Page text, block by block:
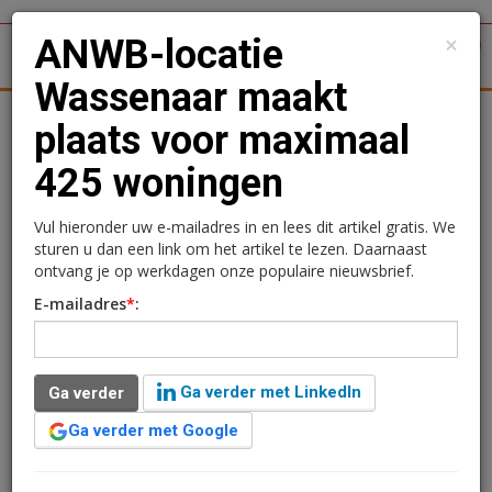
Logistiek
ANWB-locatie Wassenaar
maakt plaats voor
maximaal 425 woningen
Als je grootschalige woningbouw wilt uitvoeren op een
terrein met monumentale panden, tegenover
bestaande woningen en pal op een gemeentegrens
×
ANWB-locatie
Wassenaar maakt
plaats voor maximaal
425 woningen
Vul hieronder uw e-mailadres in en lees dit artikel gratis. We
sturen u dan een link om het artikel te lezen. Daarnaast
ontvang je op werkdagen onze populaire nieuwsbrief.
E-mailadres*:
Ga verder
Ga verder met LinkedIn
Ga verder met Google